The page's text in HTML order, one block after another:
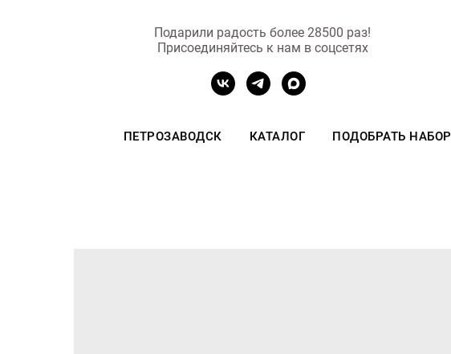
Подарили радость более 28500 раз!
Присоединяйтесь к нам в соцсетях
ПЕТРОЗАВОДСК КАТАЛОГ ПОДОБРАТЬ НАБОР